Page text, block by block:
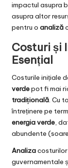
impactul asupra
asupra altor
pentru o analiză
Costuri și
Esențial
Costurile inițiale
verdepot fi mai
tradițională. Cu
întreținere pe
energia verde,
abundente
Analizacosturilor
guvernamentale